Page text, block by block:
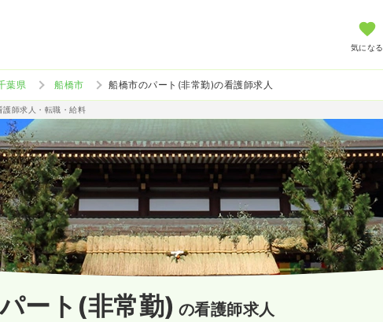
気になる
葉県 船橋市 船橋市のパート(非常勤)の看護師求人
護師求人・転職・給料
ート(非常勤) の看護師求人